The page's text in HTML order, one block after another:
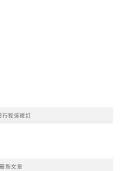
行程這裡訂
最新文章